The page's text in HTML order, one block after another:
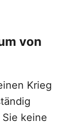
von
Krieg
keine